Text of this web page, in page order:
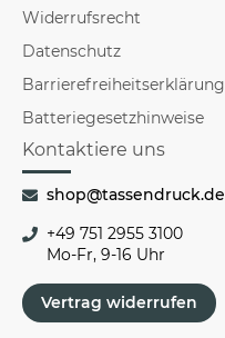
Widerrufsrecht
Datenschutz
Barrierefreiheitserklärung
Batteriegesetzhinweise
Kontaktiere uns
shop@tassendruck.de
+49 751 2955 3100
Mo-Fr, 9-16 Uhr
Vertrag widerrufen